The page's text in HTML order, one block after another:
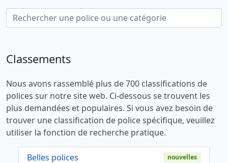
Classements
Nous avons rassemblé plus de 700 classifications de
polices sur notre site web. Ci-dessous se trouvent les
plus demandées et populaires. Si vous avez besoin de
trouver une classification de police spécifique, veuillez
utiliser la fonction de recherche pratique.
Belles polices nouvelles